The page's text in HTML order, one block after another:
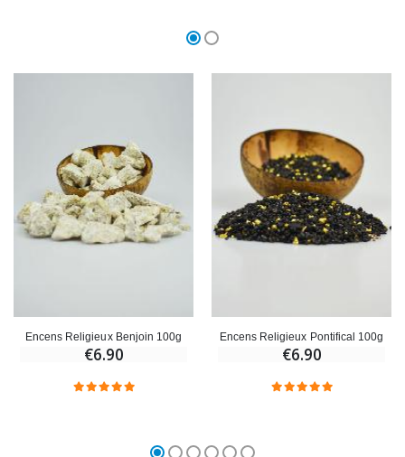
Encens Religieux Benjoin 100g
€6.90
Encens Religieux Pontifical 100g
€6.90